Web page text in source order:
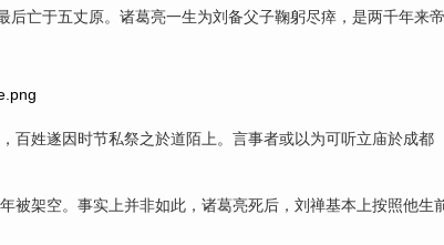
亡于五丈原。诸葛亮一生为刘备父子鞠躬尽瘁，是两千年来
姓遂因时节私祭之於道陌上。言事者或以为可听立庙於成都
架空。事实上并非如此，诸葛亮死后，刘禅基本上按照他生